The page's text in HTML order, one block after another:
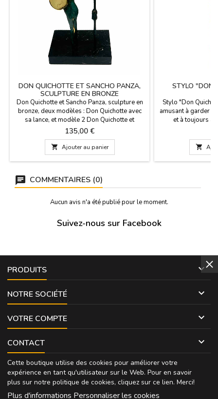
DON QUICHOTTE ET SANCHO PANZA,
SCULPTURE EN BRONZE
Don Quichotte et Sancho Panza, sculpture en
bronze, deux modèles : Don Quichotte avec
sa lance, et modèle 2 Don Quichotte et
Sancho. Ils sont réalisés en bronze sur un
socle en marbre. Mesures: Modèle 1 : 18 cm.
haut, 11 cm. de longueur x 8 cm. large.
Modèle 2 : 14,5 cm. haut, 13,5 cm. longue x 8
cm. large.
Prix
135,00 €
 Ajouter au panier
STYLO "DON
Stylo "Don
amusant à garder
et à toujours
la Manche en
bleue.

COMMENTAIRES (0)
Aucun avis n'a été publié pour le moment.
Suivez-nous sur Facebook
PRODUITS 
NOTRE SOCIÉTÉ 
VOTRE COMPTE 
CONTACT 
Cette boutique utilise des cookies pour améliorer votre
expérience en tant qu'utilisateur sur le Web. Pour en savoir
plus sur notre politique de cookies, cliquez sur ce lien. Merci!
Plus d'informations Personnaliser les cookies